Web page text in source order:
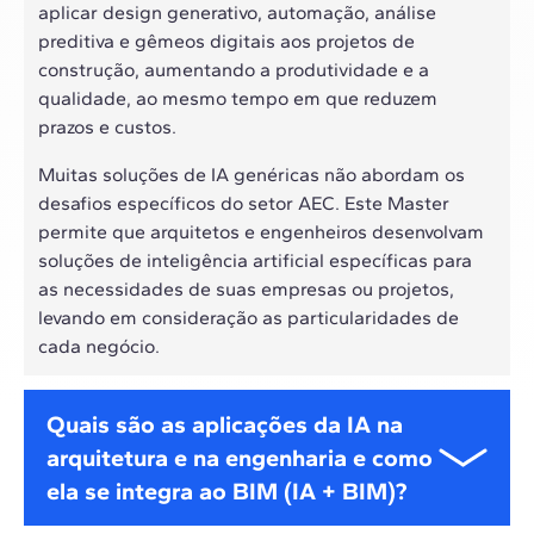
aplicar design generativo, automação, análise
preditiva e gêmeos digitais aos projetos de
construção, aumentando a produtividade e a
qualidade, ao mesmo tempo em que reduzem
prazos e custos.
Muitas soluções de IA genéricas não abordam os
desafios específicos do setor AEC. Este Master
permite que arquitetos e engenheiros desenvolvam
soluções de inteligência artificial específicas para
as necessidades de suas empresas ou projetos,
levando em consideração as particularidades de
cada negócio.
Quais são as aplicações da IA na
arquitetura e na engenharia e como
ela se integra ao BIM (IA + BIM)?